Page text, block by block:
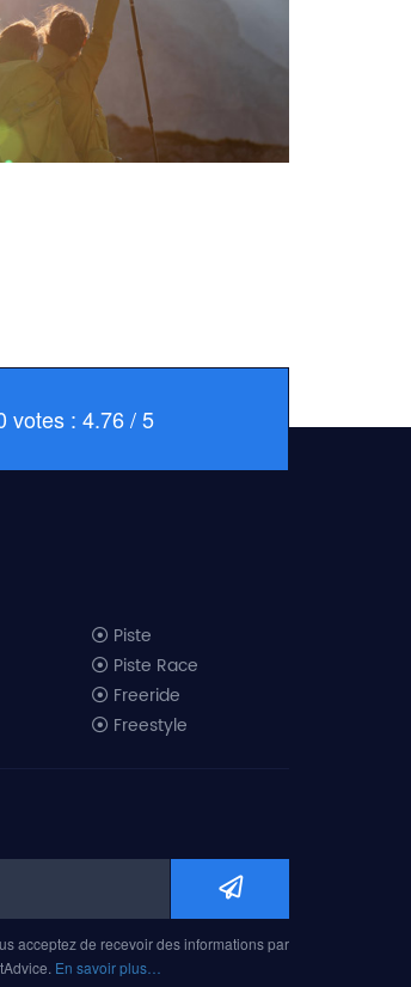
votes : 4.76 / 5
Piste
Piste Race
Freeride
Freestyle
Ski freeride 2019
Ski freestyle 2019
Ski AM 2019
acceptez de recevoir des informations par
En savoir plus…